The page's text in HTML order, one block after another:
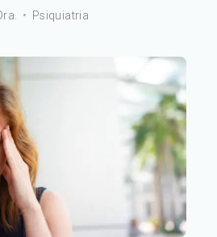
• Psiquiatria